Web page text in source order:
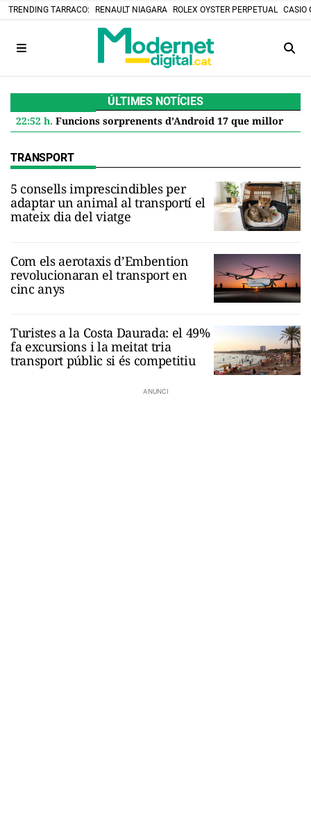
TRENDING TARRACO: RENAULT NIAGARA ROLEX OYSTER PERPETUAL CASIO
ÚLTIMES NOTÍCIES
22:52 h. Funcions sorprenents d’Android 17 que milloren el teu Google Pixel
TRANSPORT
5 consells imprescindibles per
adaptar un animal al transportí el
mateix dia del viatge
Com els aerotaxis d’Embention
revolucionaran el transport en
cinc anys
Turistes a la Costa Daurada: el 49%
fa excursions i la meitat tria
transport públic si és competitiu